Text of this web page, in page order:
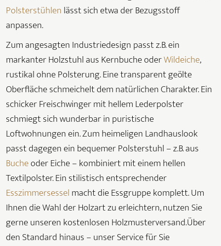
Polsterstühlenlässt sich etwa der Bezugsstoff
anpassen.
Zum angesagten Industriedesign passt z.B. ein
markanter Holzstuhl aus Kernbuche oderWildeiche,
rustikal ohne Polsterung. Eine transparent geölte
Oberfläche schmeichelt dem natürlichen Charakter. Ein
schicker Freischwinger mit hellem Lederpolster
schmiegt sich wunderbar in puristische
Loftwohnungen ein. Zum heimeligen Landhauslook
passt dagegen ein bequemer Polsterstuhl – z.B. aus
Bucheoder Eiche – kombiniert mit einem hellen
Textilpolster. Ein stilistisch entsprechender
Esszimmersesselmacht die Essgruppe komplett. Um
Ihnen die Wahl der Holzart zu erleichtern, nutzen Sie
gerne unseren kostenlosen Holzmusterversand.Über
den Standard hinaus – unser Service für Sie